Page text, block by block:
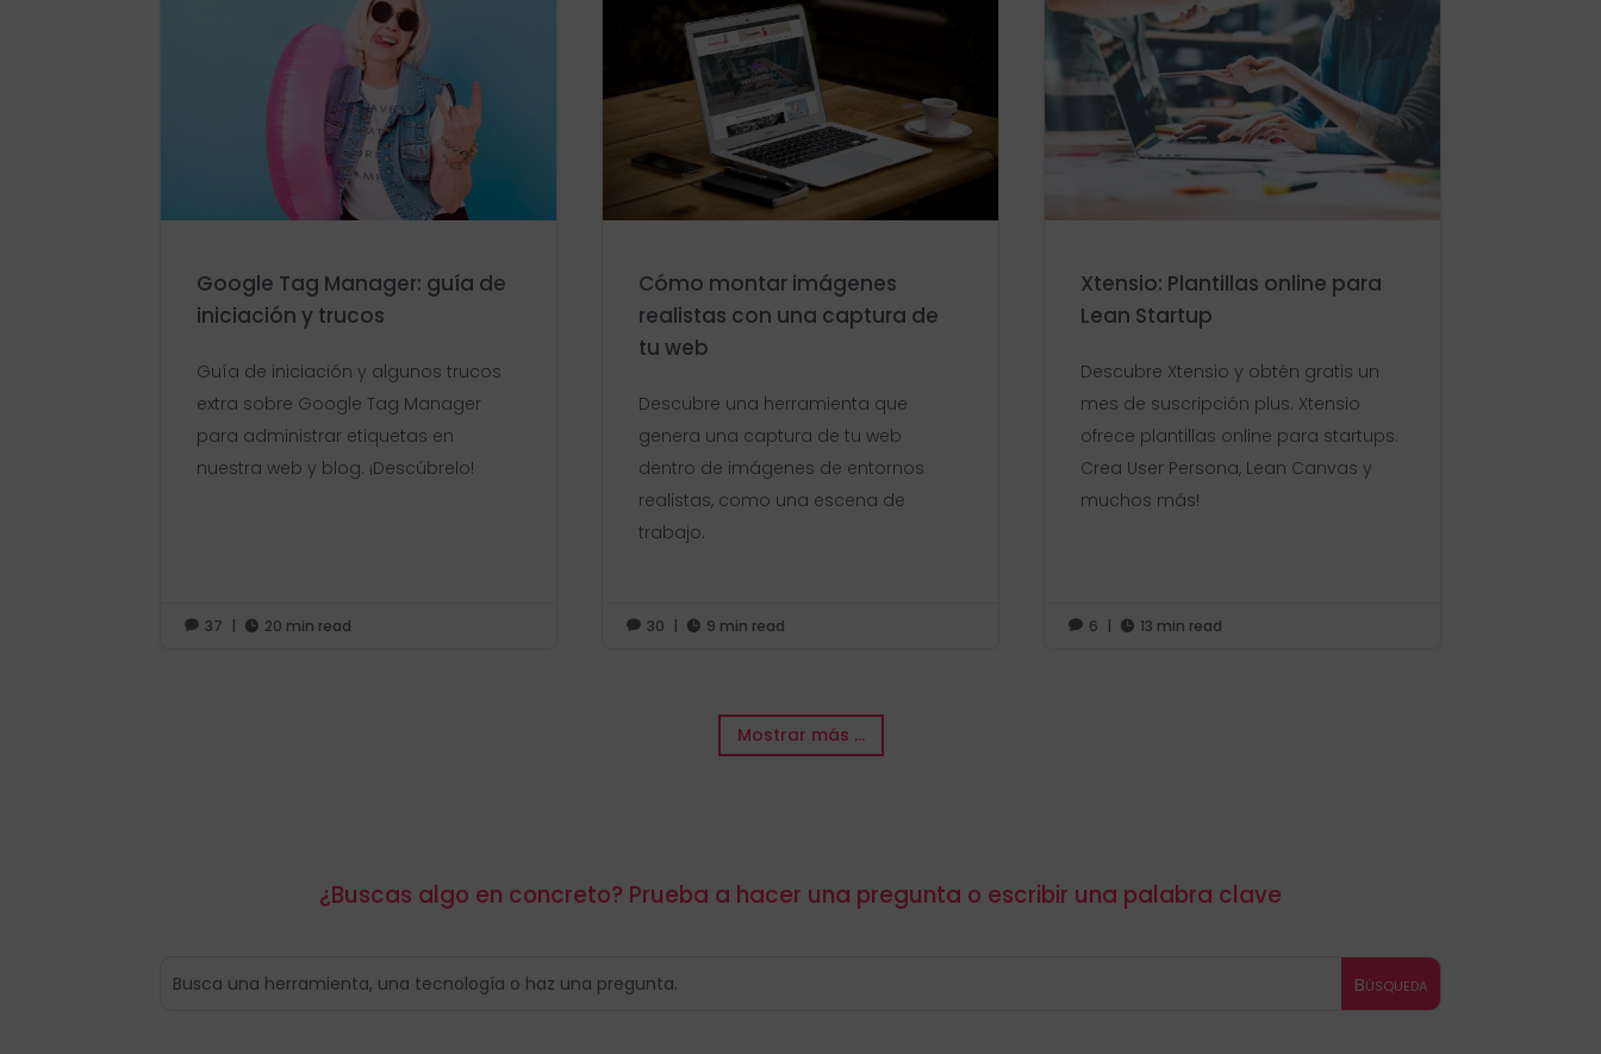
Google Tag Manager: guía de
iniciación y trucos
Guía de iniciación y algunos trucos
extra sobre Google Tag Manager
para administrar etiquetas en
nuestra web y blog. ¡Descúbrelo!
 37 |  20 min read
Cómo montar imágenes
realistas con una captura de
tu web
Descubre una herramienta que
genera una captura de tu web
dentro de imágenes de entornos
realistas, como una escena de
trabajo.
 30 |  9 min read
Xtensio: Plantillas online para
Lean Startup
Descubre Xtensio y obtén gratis un
mes de suscripción plus. Xtensio
ofrece plantillas online para startups.
Crea User Persona, Lean Canvas y
muchos más!
 6 |  13 min read
Mostrar más ...
¿Buscas algo en concreto? Prueba a hacer una pregunta o escribir una palabra clave